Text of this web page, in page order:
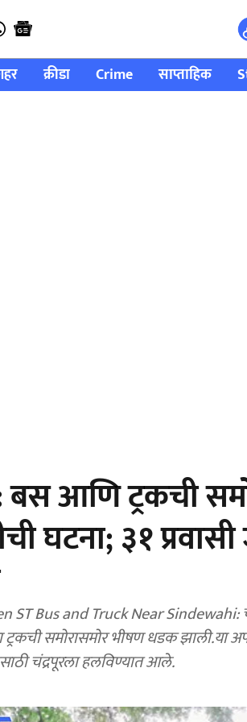
क्रीडा Crime साप्ताहिक
आणि ट्रकची
घटना; ३१
Bus and Truck Near Sindewahi:
समोरासमोर भीषण धडक झाली.या
चंद्रपूरला हलविण्यात आले.